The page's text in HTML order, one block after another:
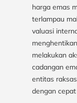
harga emas
terlampau
valuasi
melakukan
cadangan
entitas
dengan